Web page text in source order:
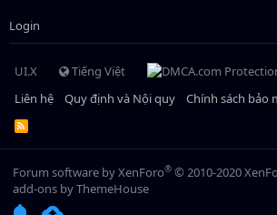
Login
UI.X
Tiếng Việt
Liên hệ
Quy định và Nội quy Chính sách bảo
R
S
Forum software by XenForo® © 2010-2020
add-ons by ThemeHouse